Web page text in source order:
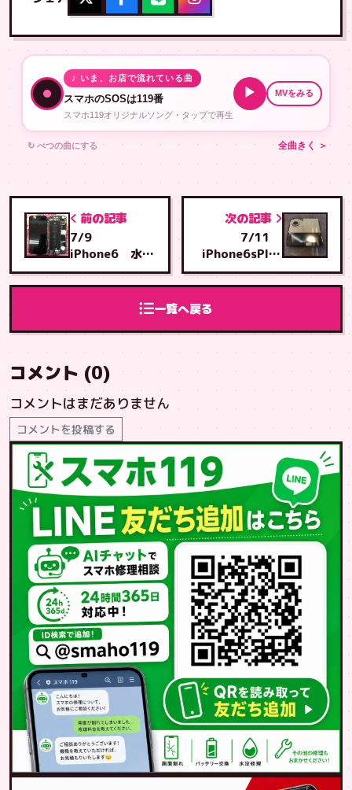
♪ いま、お店で流れている曲
スマホのSOSは119番
スマホ119オリジナルソング・タップで再生
▶ MVをみる
↻ べつの曲にする 全曲きく ＞
前の記事
7/9
iPhone6 水没
復旧成功 沖縄
市から泡瀬店へ
一覧へ戻る
次の記事
7/11
iPhone6sPlus
画面交換 宜
野湾市から と
よみ店へご来店
コメント (0)
コメントはまだありません
コメントを投稿する